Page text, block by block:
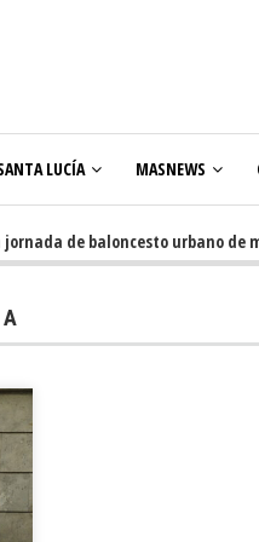
LUCÍA MASNEWS
de baloncesto urbano de